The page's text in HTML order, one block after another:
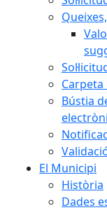
Bústia
El Municipi
Història
Dades